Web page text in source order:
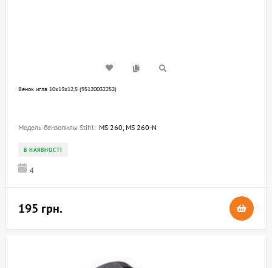
Венок игла 10х13х12,5 (95120032252)
Модель бензопилы Stihl: MS 260, MS 260-N
В НАЯВНОСТІ
4
195 грн.